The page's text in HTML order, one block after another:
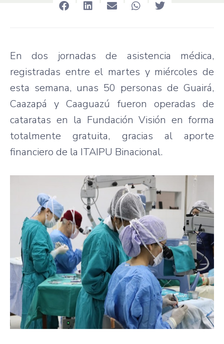
En dos jornadas de asistencia médica,
registradas entre el martes y miércoles de
esta semana, unas 50 personas de Guairá,
Caazapá y Caaguazú fueron operadas de
cataratas en la Fundación Visión en forma
totalmente gratuita, gracias al aporte
financiero de la ITAIPU Binacional.